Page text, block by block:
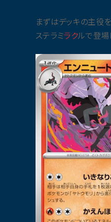
まずはデッキの主役
ステラミラクルで登場